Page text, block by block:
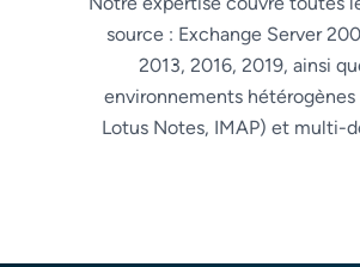
source : Exchange Server
2013, 2016, 2019, ainsi
environnements hétérogènes
Lotus Notes, IMAP) et multi-